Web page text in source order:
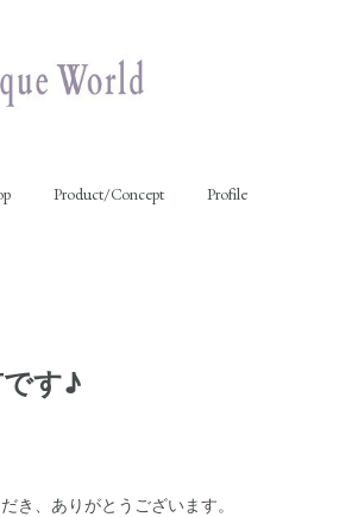
Product/Concept Profile
す♪
き、ありがとうございます。